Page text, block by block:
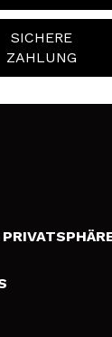
SICHERE
ZAHLUNG
Datenschutz